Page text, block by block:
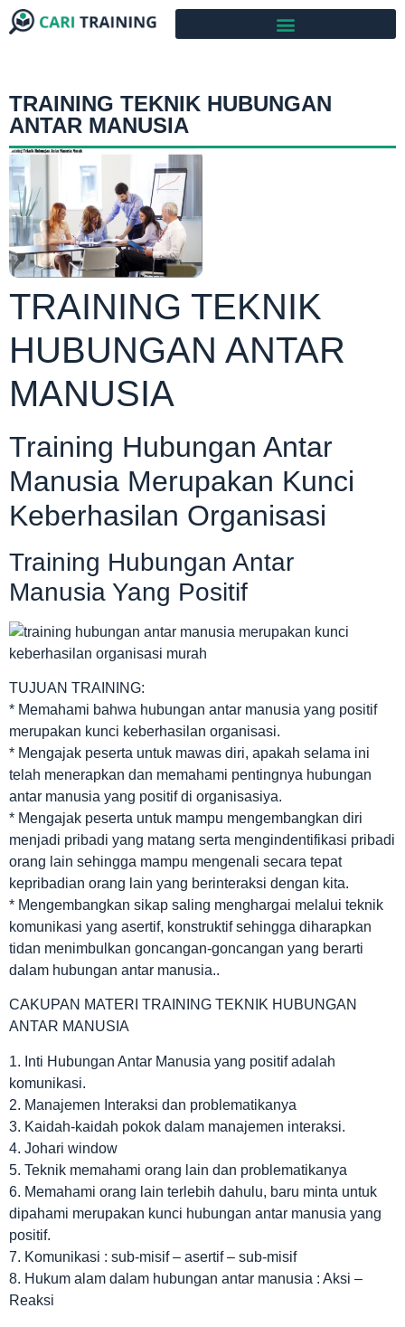
TRAINING TEKNIK HUBUNGAN
ANTAR MANUSIA
TRAINING TEKNIK
HUBUNGAN ANTAR
MANUSIA
Training Hubungan Antar
Manusia Merupakan Kunci
Keberhasilan Organisasi
Training Hubungan Antar
Manusia Yang Positif
TUJUAN TRAINING:
* Memahami bahwa hubungan antar manusia yang positif
merupakan kunci keberhasilan organisasi.
* Mengajak peserta untuk mawas diri, apakah selama ini
telah menerapkan dan memahami pentingnya hubungan
antar manusia yang positif di organisasiya.
* Mengajak peserta untuk mampu mengembangkan diri
menjadi pribadi yang matang serta mengindentifikasi pribadi
orang lain sehingga mampu mengenali secara tepat
kepribadian orang lain yang berinteraksi dengan kita.
* Mengembangkan sikap saling menghargai melalui teknik
komunikasi yang asertif, konstruktif sehingga diharapkan
tidan menimbulkan goncangan-goncangan yang berarti
dalam hubungan antar manusia..
CAKUPAN MATERI TRAINING TEKNIK HUBUNGAN
ANTAR MANUSIA
1. Inti Hubungan Antar Manusia yang positif adalah
komunikasi.
2. Manajemen Interaksi dan problematikanya
3. Kaidah-kaidah pokok dalam manajemen interaksi.
4. Johari window
5. Teknik memahami orang lain dan problematikanya
6. Memahami orang lain terlebih dahulu, baru minta untuk
dipahami merupakan kunci hubungan antar manusia yang
positif.
7. Komunikasi : sub-misif – asertif – sub-misif
8. Hukum alam dalam hubungan antar manusia : Aksi –
Reaksi